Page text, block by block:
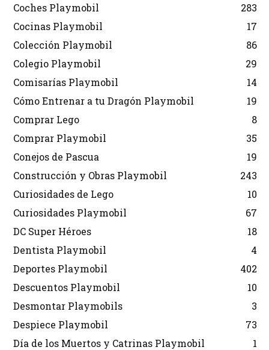
Coches Playmobil
283
Cocinas Playmobil
17
Colección Playmobil
86
Colegio Playmobil
29
Comisarías Playmobil
14
Cómo Entrenar a tu Dragón Playmobil
19
Comprar Lego
8
Comprar Playmobil
35
Conejos de Pascua
19
Construcción y Obras Playmobil
243
Curiosidades de Lego
10
Curiosidades Playmobil
67
DC Super Héroes
18
Dentista Playmobil
4
Deportes Playmobil
402
Descuentos Playmobil
10
Desmontar Playmobils
3
Despiece Playmobil
73
Día de los Muertos y Catrinas Playmobil
1